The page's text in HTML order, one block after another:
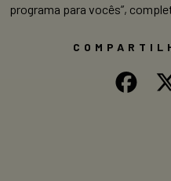
programa para vocês”,